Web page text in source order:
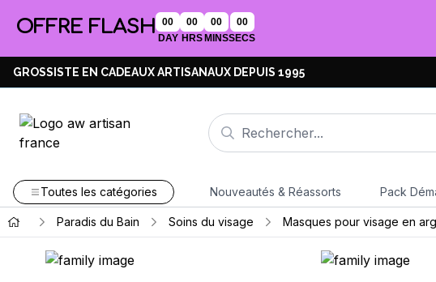
OFFRE FLASH
00
DAY
00
HRS
00
MINS
00
SECS
GROSSISTE EN CADEAUX ARTISANAUX DEPUIS 1995
Toutes les catégories Nouveautés & Réassorts Pack
Paradis du Bain Soins du visage Masques pour visage en